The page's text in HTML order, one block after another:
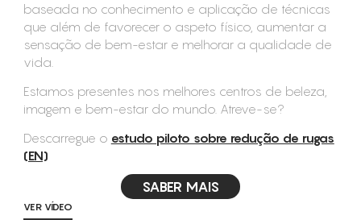
baseada no conhecimento e aplicação de técnicas
que além de favorecer o aspeto físico, aumentar a
sensação de bem-estar e melhorar a qualidade de
vida.
Estamos presentes nos melhores centros de beleza,
imagem e bem-estar do mundo. Atreve-se?
Descarregue o estudo piloto sobre redução de rugas
(EN)
SABER MAIS
VER VÍDEO